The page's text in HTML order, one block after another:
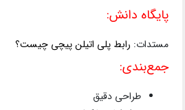
پایگاه دانش:
مستدات: رابط پلی اتیلن پیچی چیست؟
جمع‌بندی:
طراحی دقیق